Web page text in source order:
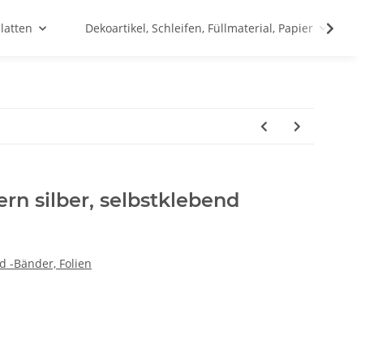
Dekoartikel, Schleifen, Füllmaterial, Papier
silber, selbstklebend
-Bänder, Folien